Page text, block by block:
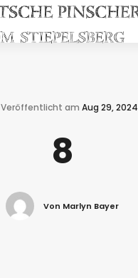
Veröffentlicht am Aug 29, 2024
8
Von Marlyn Bayer